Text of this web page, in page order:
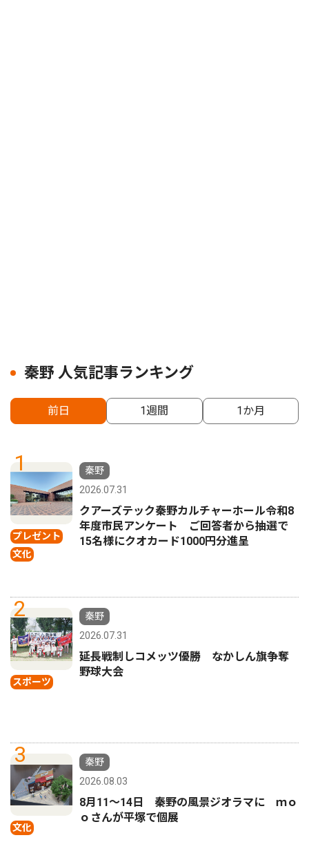
秦野 人気記事ランキング
前日 1週間 1か月
1
プレゼント
文化
秦野
2026.07.31
クアーズテック秦野カルチャーホール令和8
年度市民アンケート ご回答者から抽選で
15名様にクオカード1000円分進呈
2
スポーツ
秦野
2026.07.31
延長戦制しコメッツ優勝 なかしん旗争奪
野球大会
3
文化
秦野
2026.08.03
8月11〜14日 秦野の風景ジオラマに ｍｏ
ｏさんが平塚で個展